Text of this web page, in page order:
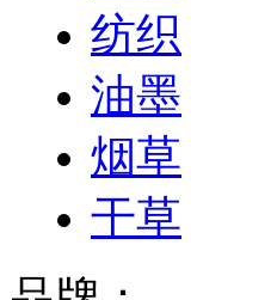
纺织
油墨
烟草
干草